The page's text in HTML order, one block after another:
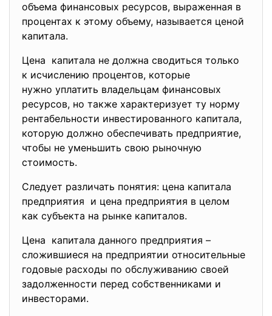
объема финансовых ресурсов, выраженная в
процентах к этому объему, называется ценой
капитала.
Цена капитала не должна сводиться только
к исчислению процентов, которые
нужно уплатить владельцам финансовых
ресурсов, но также характеризует ту норму
рентабельности инвестированного капитала,
которую должно обеспечивать предприятие,
чтобы не уменьшить свою рыночную
стоимость.
Следует различать понятия: цена капитала
предприятия и цена предприятия в целом
как субъекта на рынке капиталов.
Цена капитала данного предприятия –
сложившиеся на предприятии относительные
годовые расходы по обслуживанию своей
задолженности перед собственниками и
инвесторами.